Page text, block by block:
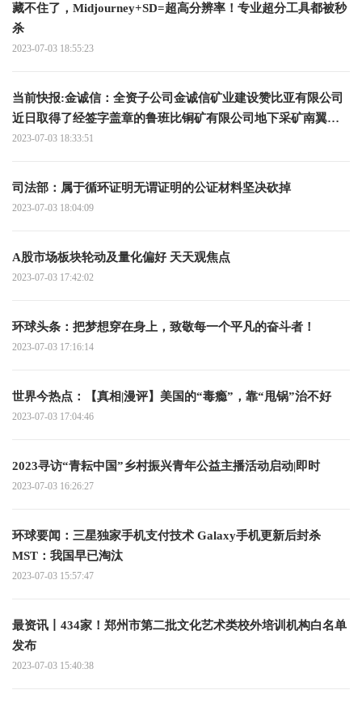
藏不住了，Midjourney+SD=超高分辨率！专业超分工具都被秒
杀
2023-07-03 18:55:23
当前快报:金诚信：全资子公司金诚信矿业建设赞比亚有限公司
近日取得了经签字盖章的鲁班比铜矿有限公司地下采矿南翼开
拓和生产运营合同
2023-07-03 18:33:51
司法部：属于循环证明无谓证明的公证材料坚决砍掉
2023-07-03 18:04:09
A股市场板块轮动及量化偏好 天天观焦点
2023-07-03 17:42:02
环球头条：把梦想穿在身上，致敬每一个平凡的奋斗者！
2023-07-03 17:16:14
世界今热点：【真相|漫评】美国的“毒瘾”，靠“甩锅”治不好
2023-07-03 17:04:46
2023寻访“青耘中国”乡村振兴青年公益主播活动启动|即时
2023-07-03 16:26:27
环球要闻：三星独家手机支付技术 Galaxy手机更新后封杀
MST：我国早已淘汰
2023-07-03 15:57:47
最资讯丨434家！郑州市第二批文化艺术类校外培训机构白名单
发布
2023-07-03 15:40:38